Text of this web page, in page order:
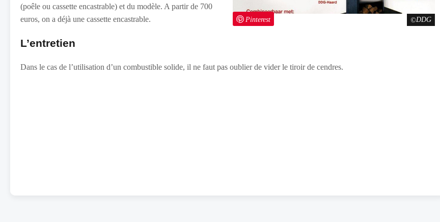
DDG
Pinterest
(poêle ou cassette encastrable) et du modèle. A partir de 700
euros, on a déjà une cassette encastrable.
L’entretien
Dans le cas de l’utilisation d’un combustible solide, il ne faut pas oublier de vider le tiroir de cendres.